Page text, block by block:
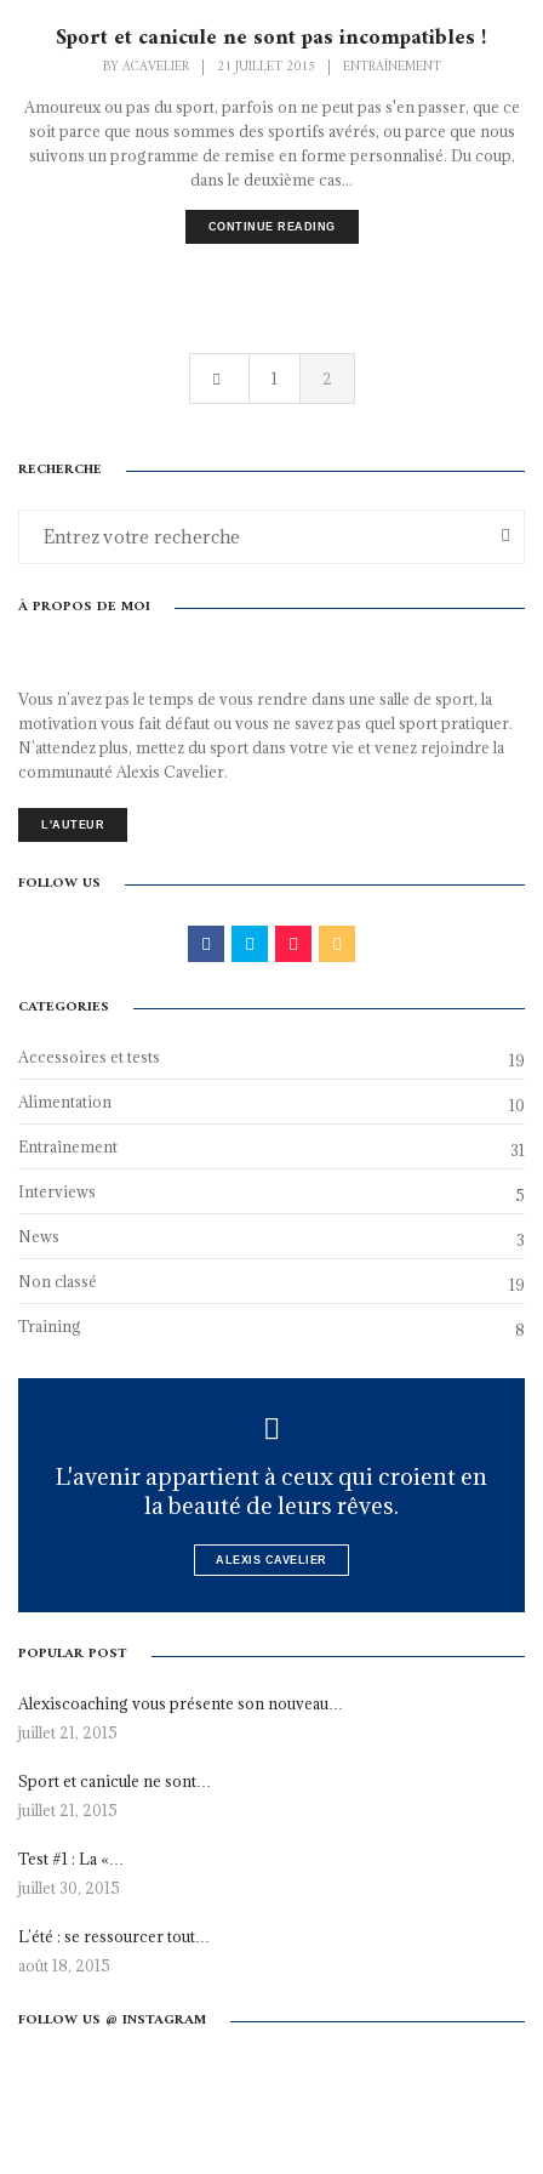
Sport et canicule ne sont pas incompatibles !
BYACAVELIER | 21 JUILLET 2015 | ENTRAÎNEMENT
Amoureux ou pas du sport, parfois on ne peut pas s'en passer, que ce
soit parce que nous sommes des sportifs avérés, ou parce que nous
suivons un programme de remise en forme personnalisé. Du coup,
dans le deuxième cas...
CONTINUE READING
1 2
RECHERCHE
À PROPOS DE MOI
Vous n’avez pas le temps de vous rendre dans une salle de sport, la
motivation vous fait défaut ou vous ne savez pas quel sport pratiquer.
N’attendez plus, mettez du sport dans votre vie et venez rejoindre la
communauté Alexis Cavelier.
L'AUTEUR
FOLLOW US
CATEGORIES
Accessoires et tests 19
Alimentation 10
Entraînement 31
Interviews 5
News 3
Non classé 19
Training 8
L'avenir appartient à ceux qui croient en
la beauté de leurs rêves.
ALEXIS CAVELIER
POPULAR POST
Alexiscoaching vous présente son nouveau…
juillet 21, 2015
Sport et canicule ne sont…
juillet 21, 2015
Test #1 : La «…
juillet 30, 2015
L’été : se ressourcer tout…
août 18, 2015
FOLLOW US @ INSTAGRAM